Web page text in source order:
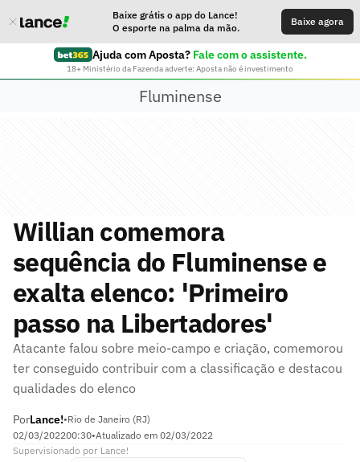
Baixe grátis o app do Lance!
O esporte na palma da mão.
Baixe agora
Ajuda com Aposta? Fale com o assistente.
18+ Ministério da Fazenda adverte: Aposta não é investimento
Fluminense
Willian comemora
sequência do Fluminense e
exalta elenco: 'Primeiro
passo na Libertadores'
Atacante falou sobre meio-campo e criação, comemorou
ter conseguido contribuir com a classificação e destacou
qualidades do elenco
PorLance!•Rio de Janeiro (RJ)
02/03/202200:30•Atualizado em 02/03/2022
Supervisionado por Lance!